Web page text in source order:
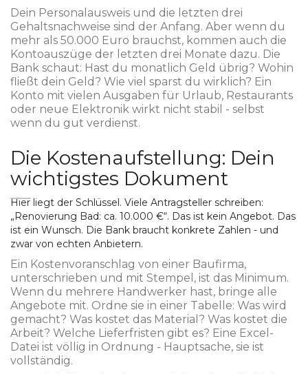
Dein Personalausweis und die letzten drei
Gehaltsnachweise sind der Anfang. Aber wenn du
mehr als 50.000 Euro brauchst, kommen auch die
Kontoauszüge der letzten drei Monate dazu. Die
Bank schaut: Hast du monatlich Geld übrig? Wohin
fließt dein Geld? Wie viel sparst du wirklich? Ein
Konto mit vielen Ausgaben für Urlaub, Restaurants
oder neue Elektronik wirkt nicht stabil - selbst
wenn du gut verdienst.
Die Kostenaufstellung: Dein
wichtigstes Dokument
Hier liegt der Schlüssel. Viele Antragsteller schreiben:
„Renovierung Bad: ca. 10.000 €“. Das ist kein Angebot. Das
ist ein Wunsch. Die Bank braucht konkrete Zahlen - und
zwar von echten Anbietern.
Ein Kostenvoranschlag von einer Baufirma,
unterschrieben und mit Stempel, ist das Minimum.
Wenn du mehrere Handwerker hast, bringe alle
Angebote mit. Ordne sie in einer Tabelle: Was wird
gemacht? Was kostet das Material? Was kostet die
Arbeit? Welche Lieferfristen gibt es? Eine Excel-
Datei ist völlig in Ordnung - Hauptsache, sie ist
vollständig.